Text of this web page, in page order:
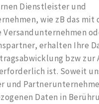
Dienstleister und
wie zB das mit
erhalten Ihre
bzw zur
ist. Soweit
und
Daten in